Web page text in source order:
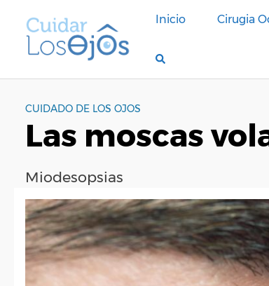
a
Inicio Cirugia
CUIDADO DE LOS OJOS
Las moscas
Miodesopsias